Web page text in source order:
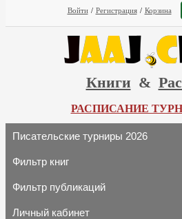
Войти / Регистрация / Корзина
Книги &
РАСПИСАНИЕ
Писательские турниры 2026
Фильтр книг
Фильтр публикаций
Личный кабинет